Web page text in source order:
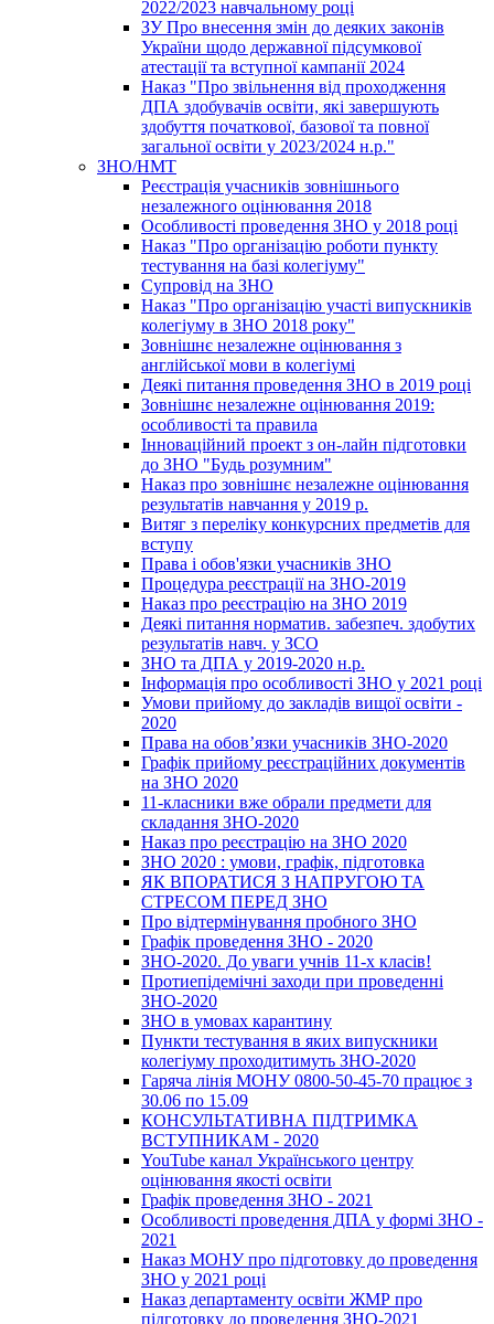
2022/2023 навчальному році
ЗУ Про внесення змін до деяких законів
України щодо державної підсумкової
атестації та вступної кампанії 2024
Наказ "Про звільнення від проходження
ДПА здобувачів освіти, які завершують
здобуття початкової, базової та повної
загальної освіти у 2023/2024 н.р."
ЗНО/НМТ
Реєстрація учасників зовнішнього
незалежного оцінювання 2018
Особливості проведення ЗНО у 2018 році
Наказ "Про організацію роботи пункту
тестування на базі колегіуму"
Супровід на ЗНО
Наказ "Про організацію участі випускників
колегіуму в ЗНО 2018 року"
Зовнішнє незалежне оцінювання з
англійської мови в колегіумі
Деякі питання проведення ЗНО в 2019 році
Зовнішнє незалежне оцінювання 2019:
особливості та правила
Інноваційний проект з он-лайн підготовки
до ЗНО "Будь розумним"
Наказ про зовнішнє незалежне оцінювання
результатів навчання у 2019 р.
Витяг з переліку конкурсних предметів для
вступу
Права і обов'язки учасників ЗНО
Процедура реєстрації на ЗНО-2019
Наказ про реєстрацію на ЗНО 2019
Деякі питання норматив. забезпеч. здобутих
результатів навч. у ЗСО
ЗНО та ДПА у 2019-2020 н.р.
Інформація про особливості ЗНО у 2021 році
Умови прийому до закладів вищої освіти -
2020
Права на обов’язки учасників ЗНО-2020
Графік прийому реєстраційних документів
на ЗНО 2020
11-класники вже обрали предмети для
складання ЗНО-2020
Наказ про реєстрацію на ЗНО 2020
ЗНО 2020 : умови, графік, підготовка
ЯК ВПОРАТИСЯ З НАПРУГОЮ ТА
СТРЕСОМ ПЕРЕД ЗНО
Про відтермінування пробного ЗНО
Графік проведення ЗНО - 2020
ЗНО-2020. До уваги учнів 11-х класів!
Протиепідемічні заходи при проведенні
ЗНО-2020
ЗНО в умовах карантину
Пункти тестування в яких випускники
колегіуму проходитимуть ЗНО-2020
Гаряча лінія МОНУ 0800-50-45-70 працює з
30.06 по 15.09
КОНСУЛЬТАТИВНА ПІДТРИМКА
ВСТУПНИКАМ - 2020
YouTube канал Українського центру
оцінювання якості освіти
Графік проведення ЗНО - 2021
Особливості проведення ДПА у формі ЗНО -
2021
Наказ МОНУ про підготовку до проведення
ЗНО у 2021 році
Наказ департаменту освіти ЖМР про
підготовку до проведення ЗНО-2021